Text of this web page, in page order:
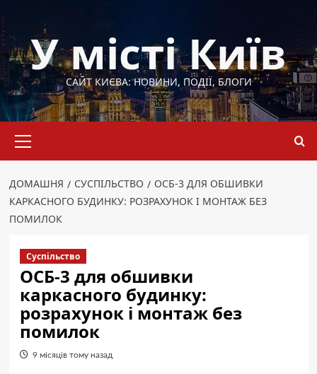
до
вмістуУ місті Київ
САЙТ КИЄВА: НОВИНИ, ПОДІЇ, БЛОГИ
меню
ДОМАШНЯ СУСПІЛЬСТВО
ОСБ-3 ДЛЯ ОБШИВКИ
КАРКАСНОГО БУДИНКУ: РОЗРАХУНОК І МОНТАЖ БЕЗ
ПОМИЛОК
Суспільство
ОСБ-3 для обшивки
каркасного будинку:
розрахунок і монтаж без
помилок
9 місяців тому назад